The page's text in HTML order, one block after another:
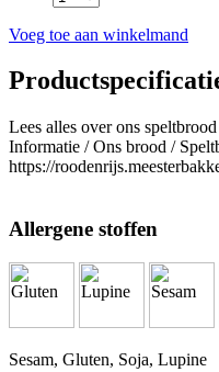
Voeg toe aan winkelmand
Lees alles over ons
Informatie / Ons brood /
https://
Allergene stoffen
Sesam, Gluten, Soja, Lupine